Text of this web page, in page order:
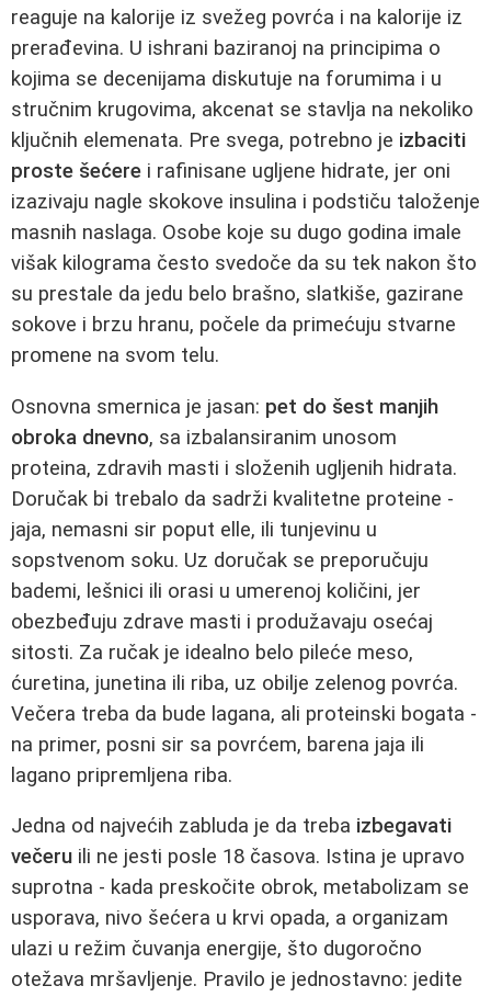
reaguje na kalorije iz svežeg povrća i na kalorije iz
prerađevina. U ishrani baziranoj na principima o
kojima se decenijama diskutuje na forumima i u
stručnim krugovima, akcenat se stavlja na nekoliko
ključnih elemenata. Pre svega, potrebno je izbaciti
proste šećere i rafinisane ugljene hidrate, jer oni
izazivaju nagle skokove insulina i podstiču taloženje
masnih naslaga. Osobe koje su dugo godina imale
višak kilograma često svedoče da su tek nakon što
su prestale da jedu belo brašno, slatkiše, gazirane
sokove i brzu hranu, počele da primećuju stvarne
promene na svom telu.
Osnovna smernica je jasan: pet do šest manjih
obroka dnevno, sa izbalansiranim unosom
proteina, zdravih masti i složenih ugljenih hidrata.
Doručak bi trebalo da sadrži kvalitetne proteine -
jaja, nemasni sir poput elle, ili tunjevinu u
sopstvenom soku. Uz doručak se preporučuju
bademi, lešnici ili orasi u umerenoj količini, jer
obezbeđuju zdrave masti i produžavaju osećaj
sitosti. Za ručak je idealno belo pileće meso,
ćuretina, junetina ili riba, uz obilje zelenog povrća.
Večera treba da bude lagana, ali proteinski bogata -
na primer, posni sir sa povrćem, barena jaja ili
lagano pripremljena riba.
Jedna od najvećih zabluda je da treba izbegavati
večeru ili ne jesti posle 18 časova. Istina je upravo
suprotna - kada preskočite obrok, metabolizam se
usporava, nivo šećera u krvi opada, a organizam
ulazi u režim čuvanja energije, što dugoročno
otežava mršavljenje. Pravilo je jednostavno: jedite